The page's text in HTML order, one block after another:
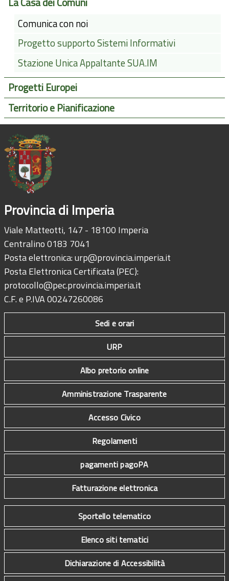
Comunica con noi
Progetto supporto Sistemi Informativi
Stazione Unica Appaltante SUA.IM
Progetti Europei
Territorio e Pianificazione
Provincia di Imperia
Viale Matteotti, 147 - 18100 Imperia
Centralino 0183 7041
Posta elettronica:urp@provincia.imperia.it
Posta Elettronica Certificata (PEC):
protocollo@pec.provincia.imperia.it
C.F. e P.IVA 00247260086
Sedi e orari
URP
Albo pretorio online
Amministrazione Trasparente
Accesso Civico
Regolamenti
pagamenti pagoPA
Fatturazione elettronica
Sportello telematico
Elenco siti tematici
Dichiarazione di Accessibilità